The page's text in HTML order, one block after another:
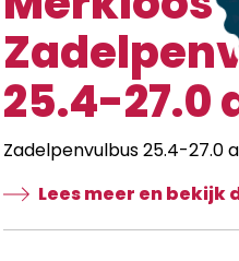
25.4-27.0
Zadelpenvulbus 25.4-27.0
Lees meer en bekijk